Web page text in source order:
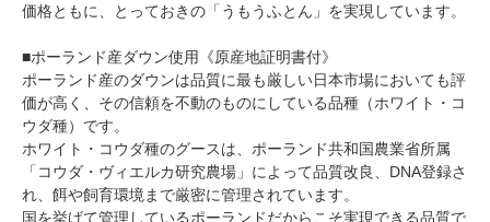
価格ともに、とっておきの「うもうふとん」を実現しています。
■ポーランド産ダウン使用《原産地証明書付》
ポーランド産のダウンは品質に最も厳しい日本市場においても評
価が高く、その信頼を不動のものにしている品種（ホワイト・コ
ウダ種）です。
ホワイト・コウダ種のグースは、ポーランド共和国農業省所属
「コウダ・ヴィエルカ研究農場」によって品質改良、DNA登録さ
れ、餌や飼育環境まで厳密に管理されています。
国を挙げて管理しているポーランドだからこそ実現できる品質で